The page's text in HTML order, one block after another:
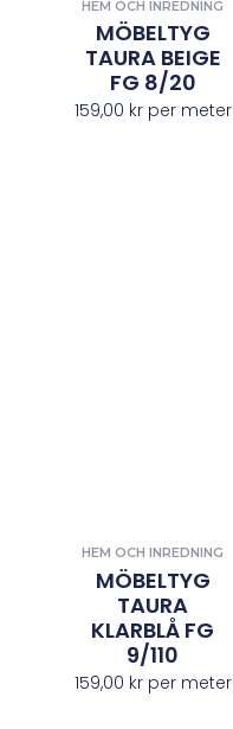
HEM OCH INREDNING
MÖBELTYG
TAURA BEIGE
FG 8/20
159,00 krper meter
HEM OCH INREDNING
MÖBELTYG
TAURA
KLARBLÅ FG
9/110
159,00 krper meter